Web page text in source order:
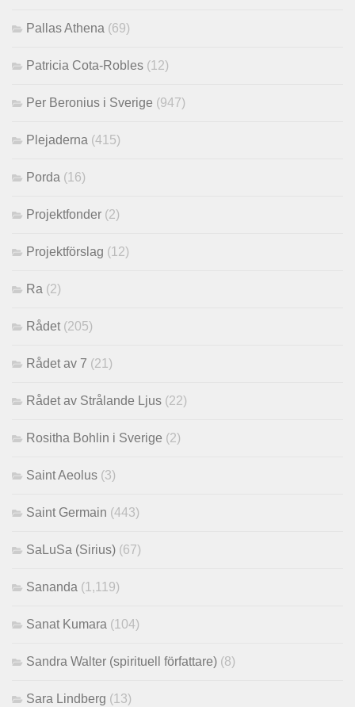
Pallas Athena (69)
Patricia Cota-Robles (12)
Per Beronius i Sverige (947)
Plejaderna (415)
Porda (16)
Projektfonder (2)
Projektförslag (12)
Ra (2)
Rådet(205)
Rådet av 7 (21)
Rådet av Strålande Ljus (22)
Rositha Bohlin i Sverige (2)
Saint Aeolus (3)
Saint Germain (443)
SaLuSa (Sirius) (67)
Sananda (1,119)
Sanat Kumara (104)
Sandra Walter (spirituell författare) (8)
Sara Lindberg (13)